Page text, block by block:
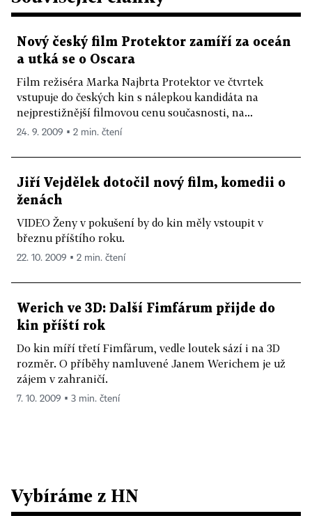
Nový český film Protektor zamíří za oceán
a utká se o Oscara
Film režiséra Marka Najbrta Protektor ve čtvrtek
vstupuje do českých kin s nálepkou kandidáta na
nejprestižnější filmovou cenu současnosti, na...
24. 9. 2009 ▪ 2 min. čtení
Jiří Vejdělek dotočil nový film, komedii o
ženách
VIDEO Ženy v pokušení by do kin měly vstoupit v
březnu příštího roku.
22. 10. 2009 ▪ 2 min. čtení
Werich ve 3D: Další Fimfárum přijde do
kin příští rok
Do kin míří třetí Fimfárum, vedle loutek sází i na 3D
rozměr. O příběhy namluvené Janem Werichem je už
zájem v zahraničí.
7. 10. 2009 ▪ 3 min. čtení
Vybíráme z HN